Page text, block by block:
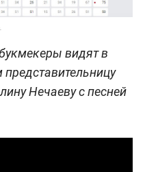
видят в
Нечаеву с песней